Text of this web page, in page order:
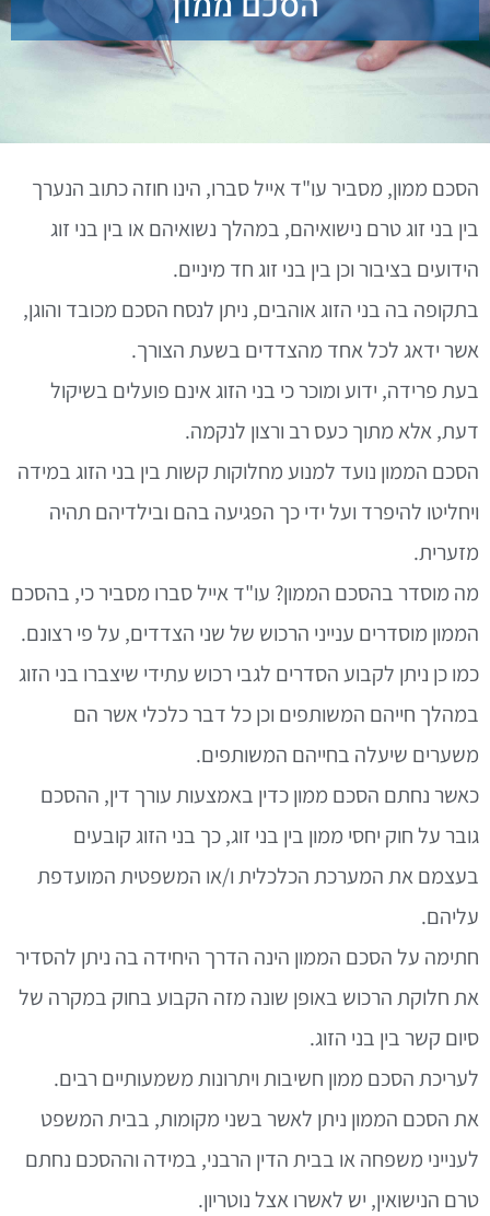
הסכם ממון, מסביר עו"ד אייל סברו, הינו חוזה כתוב הנערך
בין בני זוג טרם נישואיהם, במהלך נשואיהם או בין בני זוג
הידועים בציבור וכן בין בני זוג חד מיניים.
בתקופה בה בני הזוג אוהבים, ניתן לנסח הסכם מכובד והוגן,
אשר ידאג לכל אחד מהצדדים בשעת הצורך.
בעת פרידה, ידוע ומוכר כי בני הזוג אינם פועלים בשיקול
דעת, אלא מתוך כעס רב ורצון לנקמה.
הסכם הממון נועד למנוע מחלוקות קשות בין בני הזוג במידה
ויחליטו להיפרד ועל ידי כך הפגיעה בהם ובילדיהם תהיה
מזערית.
מה מוסדר בהסכם הממון? עו"ד אייל סברו מסביר כי, בהסכם
הממון מוסדרים ענייני הרכוש של שני הצדדים, על פי רצונם.
כמו כן ניתן לקבוע הסדרים לגבי רכוש עתידי שיצברו בני הזוג
במהלך חייהם המשותפים וכן כל דבר כלכלי אשר הם
משערים שיעלה בחייהם המשותפים.
כאשר נחתם הסכם ממון כדין באמצעות עורך דין, ההסכם
גובר על חוק יחסי ממון בין בני זוג, כך בני הזוג קובעים
בעצמם את המערכת הכלכלית ו/או המשפטית המועדפת
עליהם.
חתימה על הסכם הממון הינה הדרך היחידה בה ניתן להסדיר
את חלוקת הרכוש באופן שונה מזה הקבוע בחוק במקרה של
סיום קשר בין בני הזוג.
לעריכת הסכם ממון חשיבות ויתרונות משמעותיים רבים.
את הסכם הממון ניתן לאשר בשני מקומות, בבית המשפט
לענייני משפחה או בבית הדין הרבני, במידה וההסכם נחתם
טרם הנישואין, יש לאשרו אצל נוטריון.